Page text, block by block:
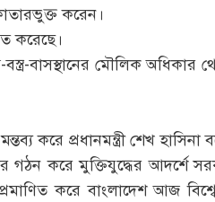
করেন।
করেছে।
বাসস্থানের মৌলিক অধিকার
করে প্রধানমন্ত্রী শেখ
করে মুক্তিযুদ্ধের আদর্শে
করে বাংলাদেশ আজ